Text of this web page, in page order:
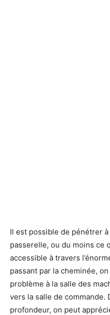
Il est possible de pénétrer
passerelle, ou du moins ce
accessible à travers
passant par la cheminée,
problème à la salle des
vers la salle de commande.
profondeur, on peut